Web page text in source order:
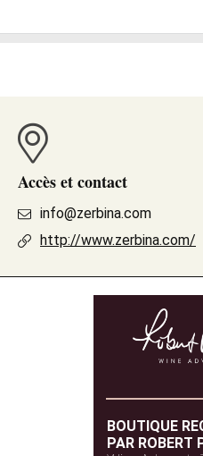
Accès et contact
info@zerbina.com
http://www.zerbina.com/
BOUTIQUE
PAR ROBERT